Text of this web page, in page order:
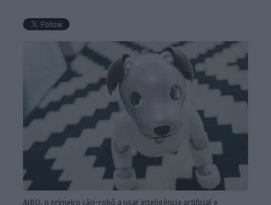
AIBO, o primeiro cão-robô a usar inteligência artificial e